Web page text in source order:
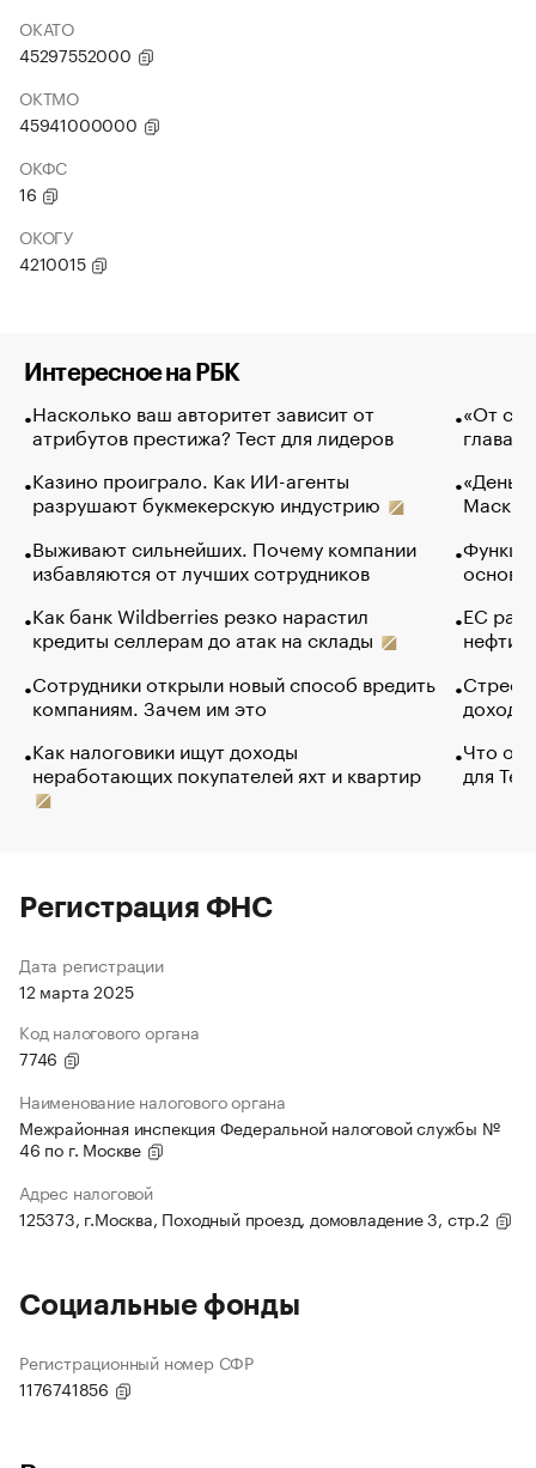
ОКАТО
45297552000
ОКТМО
45941000000
ОКФС
16
ОКОГУ
4210015
Интересное на РБК
Насколько ваш авторитет зависит от
атрибутов престижа? Тест для лидеров
Казино проиграло. Как ИИ-агенты
разрушают букмекерскую индустрию
Выживают сильнейших. Почему компании
избавляются от лучших сотрудников
Как банк Wildberries резко нарастил
кредиты селлерам до атак на склады
Сотрудники открыли новый способ вредить
компаниям. Зачем им это
Как налоговики ищут доходы
неработающих покупателей яхт и квартир
«От
глава
Маск в
основ
ЕС
нефти
Что
для
Регистрация ФНС
Дата регистрации
12 марта 2025
Код налогового органа
7746
Наименование налогового органа
Межрайонная инспекция Федеральной налоговой службы №
46 по г. Москве
Адрес налоговой
125373, г.Москва, Походный проезд, домовладение 3, стр.2
Социальные фонды
Регистрационный номер СФР
1176741856